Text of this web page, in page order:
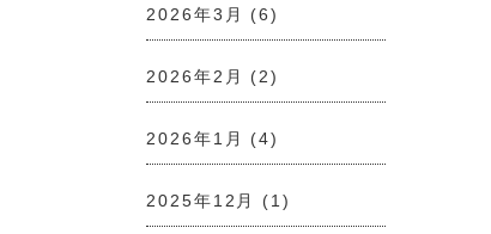
2026年3月 (6)
2026年2月 (2)
2026年1月 (4)
2025年12月 (1)